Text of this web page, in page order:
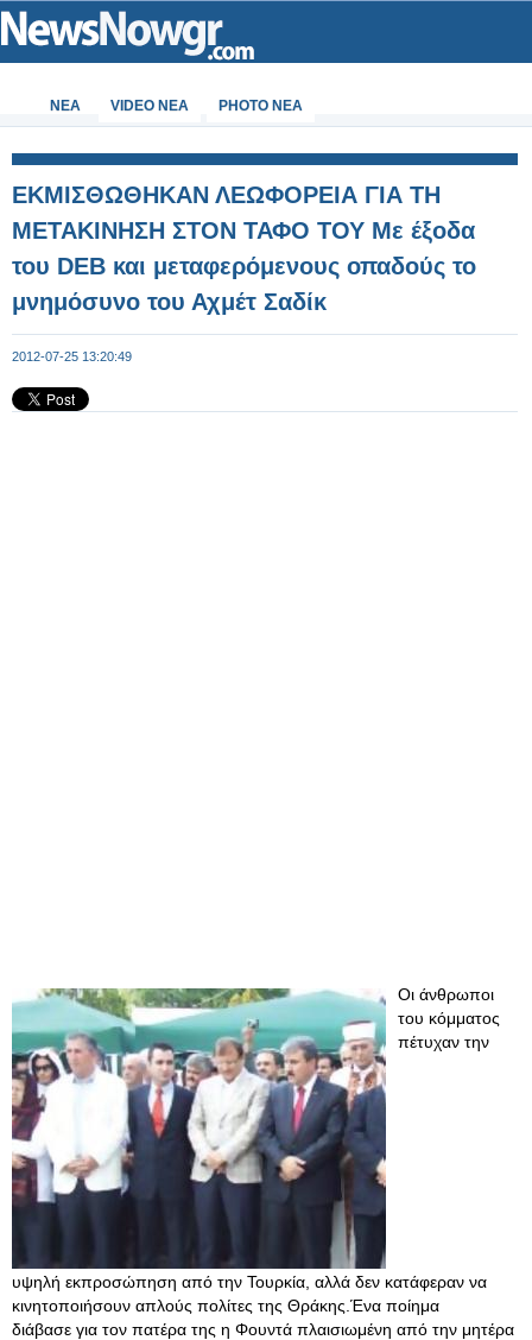
ΝΕΑ VIDEO NEA PHOTO NEA
ΕΚΜΙΣΘΩΘΗΚΑΝ ΛΕΩΦΟΡΕΙΑ ΓΙΑ ΤΗ
ΜΕΤΑΚΙΝΗΣΗ ΣΤΟΝ ΤΑΦΟ ΤΟΥ Με έξοδα
του DEB και μεταφερόμενους οπαδούς το
μνημόσυνο του Αχμέτ Σαδίκ
2012-07-25 13:20:49
Οι άνθρωποι
του κόμματος
πέτυχαν την
υψηλή εκπροσώπηση από την Τουρκία, αλλά δεν κατάφεραν να
κινητοποιήσουν απλούς πολίτες της Θράκης.Ένα ποίημα
διάβασε για τον πατέρα της η Φουντά πλαισιωμένη από την μητέρα